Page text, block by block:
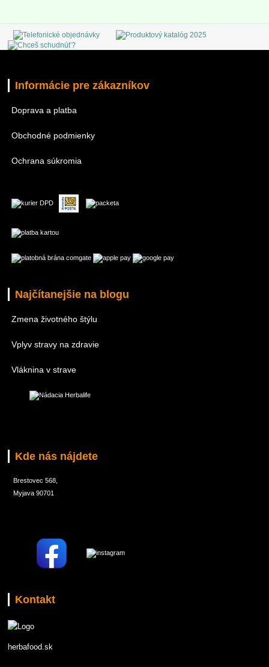
Informácie pre zákazníkov
Doprava a platba
Obchodné podmienky
Ochrana súkromia
Najčítanejšie na blogu
Zmena životného štýlu
Vplyv stravy na zdravie
Vláknina v strave
Kde nás nájdete
Brestovec 568,
Myjava 90701
Kontakt
herbafood.sk